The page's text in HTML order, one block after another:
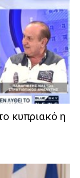
κυπριακό η